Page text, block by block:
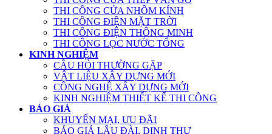
THI CÔNG CỬA NHÔM KÍNH
THI CÔNG ĐIỆN MẶT TRỜI
THI CÔNG ĐIỆN THÔNG MINH
THI CÔNG LỌC NƯỚC TỔNG
KINH NGHIỆM
CÂU HỎI THƯỜNG GẶP
VẬT LIỆU XÂY DỰNG MỚI
CÔNG NGHỆ XÂY DỰNG MỚI
KINH NGHIỆM THIẾT KẾ THI CÔNG
BÁO GIÁ
KHUYẾN MẠI, ƯU ĐÃI
BÁO GIÁ LÂU ĐÀI, DINH THỰ